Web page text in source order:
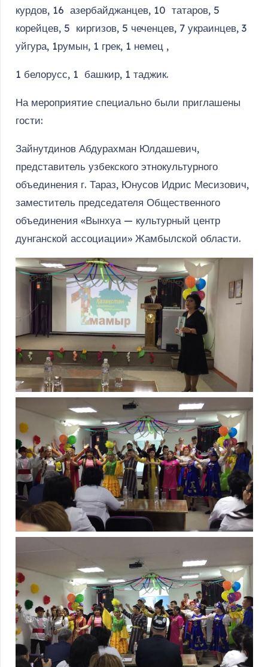
курдов, 16 азербайджанцев, 10 татаров, 5
корейцев, 5 киргизов, 5 чеченцев, 7 украинцев, 3
уйгура, 1румын, 1 грек, 1 немец ,
1 белорусс, 1 башкир, 1 таджик.
На мероприятие специально были приглашены
гости:
Зайнутдинов Абдурахман Юлдашевич,
представитель узбекского этнокультурного
объединения г. Тараз, Юнусов Идрис Месизович,
заместитель председателя Общественного
объединения «Вынхуа — культурный центр
дунганской ассоциации» Жамбылской области.